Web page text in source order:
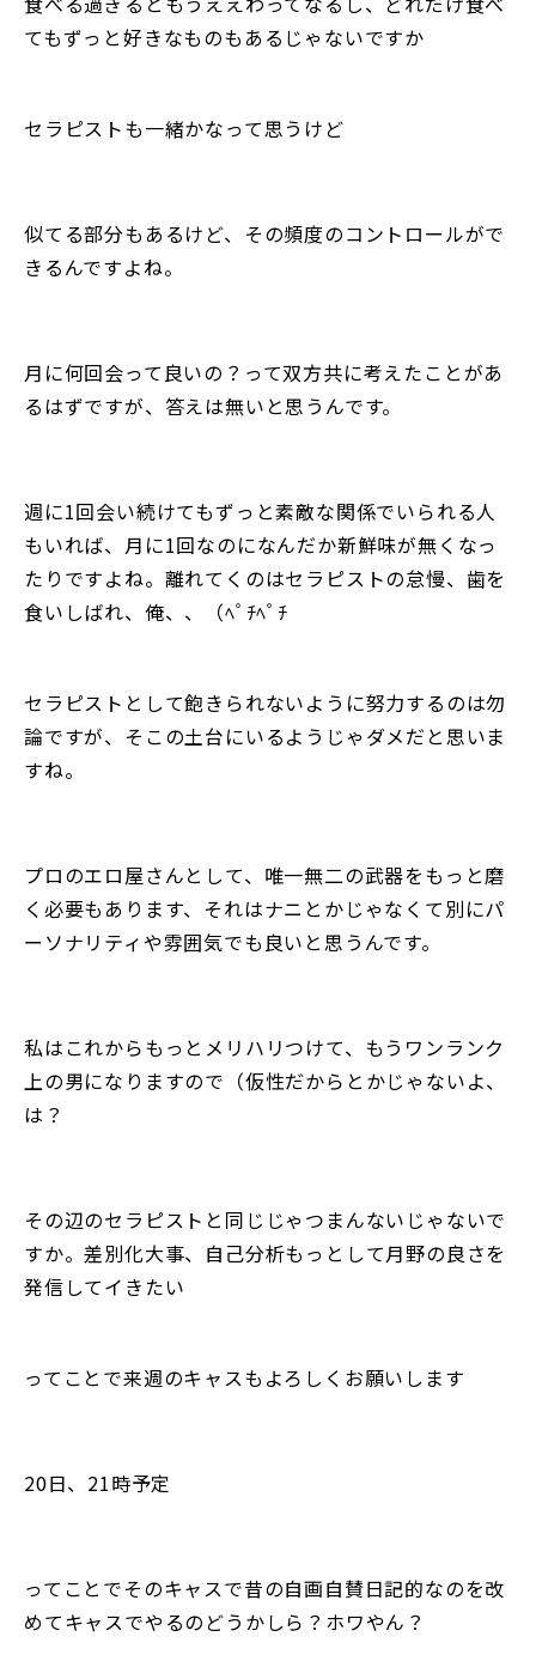
てもずっと好きなものもあるじゃないですか
セラピストも一緒かなって思うけど
似てる部分もあるけど、その頻度のコントロールがで
きるんですよね。
月に何回会って良いの？って双方共に考えたことがあ
るはずですが、答えは無いと思うんです。
週に1回会い続けてもずっと素敵な関係でいられる人
もいれば、月に1回なのになんだか新鮮味が無くなっ
たりですよね。離れてくのはセラピストの怠慢、歯を
食いしばれ、俺、、（ﾍﾟﾁﾍﾟﾁ
セラピストとして飽きられないように努力するのは勿
論ですが、そこの土台にいるようじゃダメだと思いま
すね。
プロのエロ屋さんとして、唯一無二の武器をもっと磨
く必要もあります、それはナニとかじゃなくて別にパ
ーソナリティや雰囲気でも良いと思うんです。
私はこれからもっとメリハリつけて、もうワンランク
上の男になりますので（仮性だからとかじゃないよ、
は？
その辺のセラピストと同じじゃつまんないじゃないで
すか。差別化大事、自己分析もっとして月野の良さを
発信してイきたい
ってことで来週のキャスもよろしくお願いします
20日、21時予定
ってことでそのキャスで昔の自画自賛日記的なのを改
めてキャスでやるのどうかしら？ホワやん？